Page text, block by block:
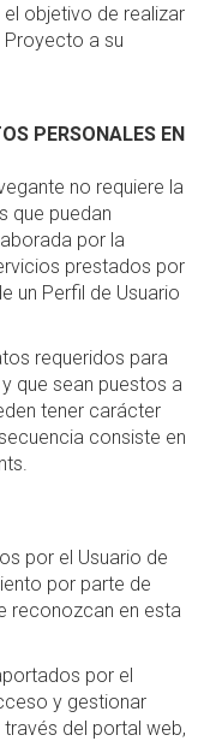
objetivo de realizar
a su
PERSONALES EN
no requiere la
que puedan
por la
prestados por
un Perfil de Usuario
requeridos para
que sean puestos a
tener carácter
consiste en
por el Usuario de
por parte de
reconozcan en esta
por el
y gestionar
del portal web,